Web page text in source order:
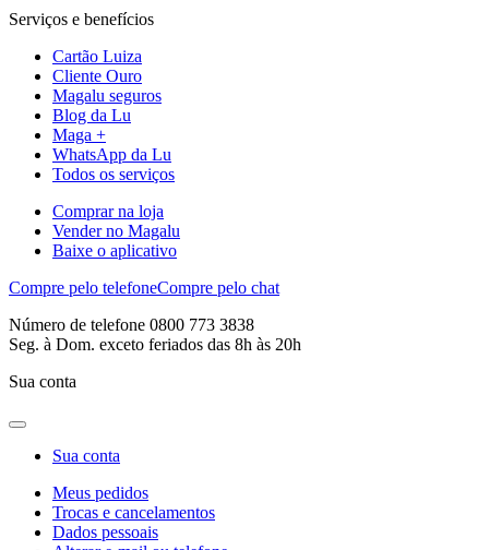
Serviços e benefícios
Cartão Luiza
Cliente Ouro
Magalu seguros
Blog da Lu
Maga +
WhatsApp da Lu
Todos os serviços
Comprar na loja
Vender no Magalu
Baixe o aplicativo
Compre pelo telefoneCompre pelo chat
Número de telefone 0800 773 3838
Seg. à Dom. exceto feriados das 8h às 20h
Sua conta
Sua conta
Meus pedidos
Trocas e cancelamentos
Dados pessoais